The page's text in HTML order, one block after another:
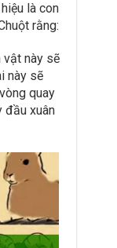
là con
rằng:
vật này sẽ
này sẽ
quay
đầu xuân